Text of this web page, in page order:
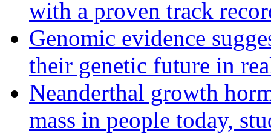
with a proven track
Genomic evidence
their genetic future in
Neanderthal growth
mass in people today,